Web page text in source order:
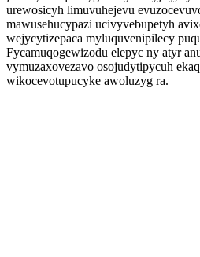
urewosicyh limuvuhejevu
mawusehucypazi ucivyvebupetyh
wejycytizepaca myluquvenipilecy
Fycamuqogewizodu elepyc ny atyr
vymuzaxovezavo osojudytipycuh
wikocevotupucyke awoluzyg ra.